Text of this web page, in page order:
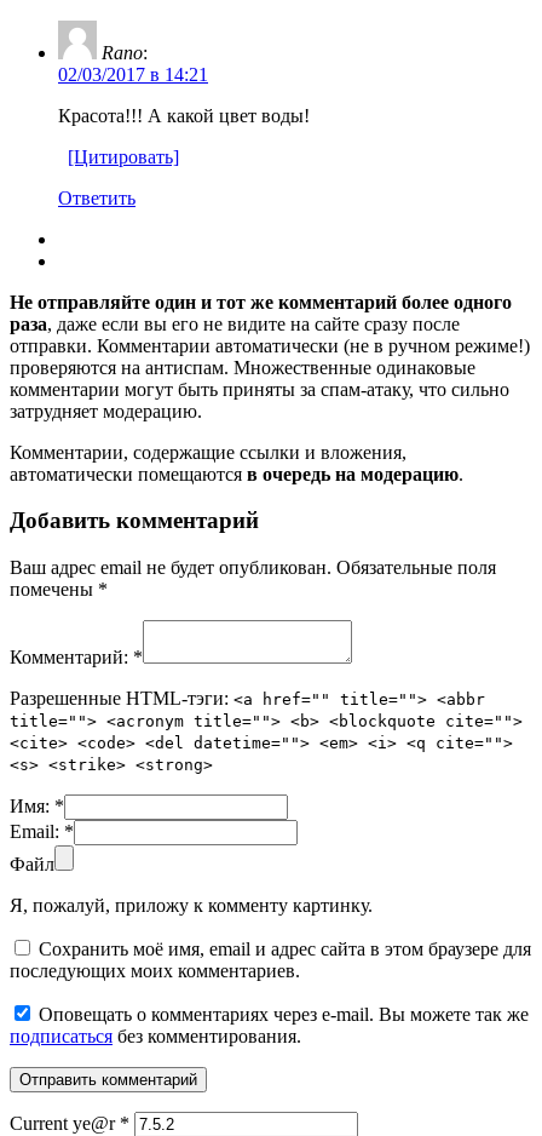
Rano:
02/03/2017 в 14:21
Красота!!! А какой цвет воды!
[Цитировать]
Ответить
Не отправляйте один и тот же комментарий более одного
раза, даже если вы его не видите на сайте сразу после
отправки. Комментарии автоматически (не в ручном режиме!)
проверяются на антиспам. Множественные одинаковые
комментарии могут быть приняты за спам-атаку, что сильно
затрудняет модерацию.
Комментарии, содержащие ссылки и вложения,
автоматически помещаются в очередь на модерацию.
Добавить комментарий
Ваш адрес email не будет опубликован. Обязательные поля
помечены *
Комментарий: *
Разрешенные HTML-тэги: <a href="" title=""> <abbr
title=""> <acronym title=""> <b> <blockquote cite="">
<cite> <code> <del datetime=""> <em> <i> <q cite="">
<s> <strike> <strong>
Имя: *
Email: *
Файл
Я, пожалуй, приложу к комменту картинку.
Сохранить моё имя, email и адрес сайта в этом браузере для
последующих моих комментариев.
Оповещать о комментариях через e-mail. Вы можете так же
подписаться без комментирования.
Current ye@r *